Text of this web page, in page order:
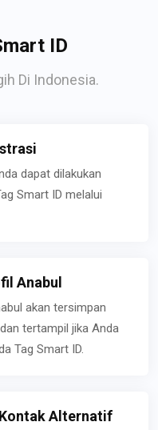
ID
Di Indonesia.
dapat dilakukan
Smart ID melalui
Anabul
akan tersimpan
tertampil jika Anda
Tag Smart ID.
Alternatif